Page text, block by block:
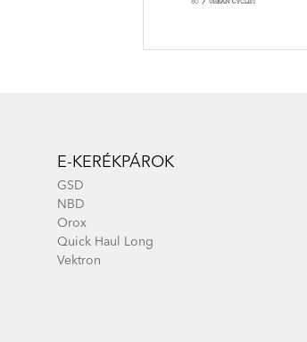
E-KERÉKPÁROK
GSD
NBD
Orox
Quick Haul Long
Vektron